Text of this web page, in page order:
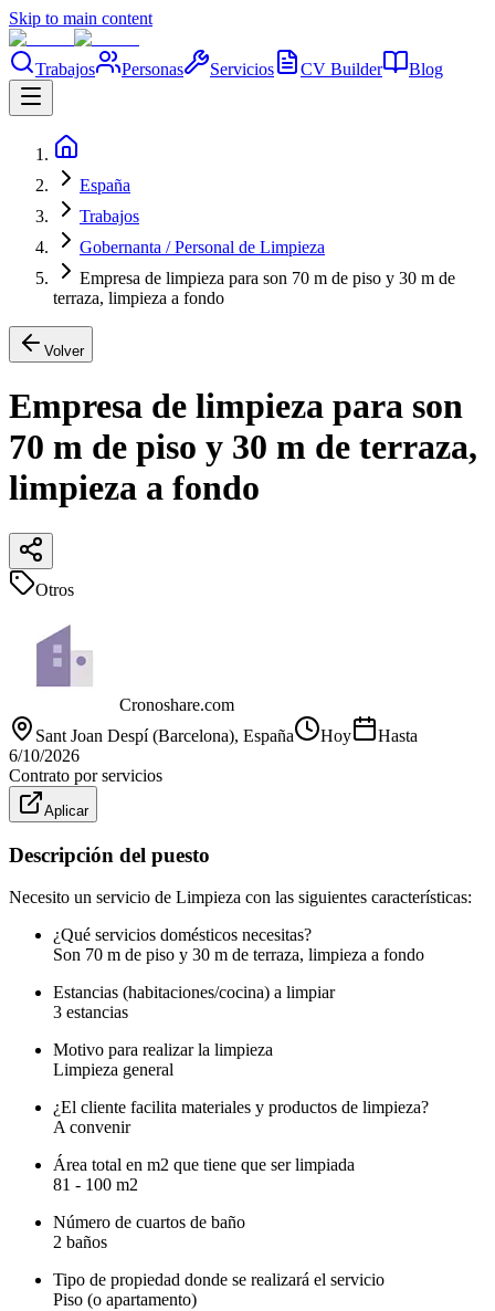
Skip to main content
Trabajos Personas Servicios CV Builder Blog
España
Trabajos
Gobernanta / Personal de Limpieza
Empresa de limpieza para son 70 m de piso y 30 m de
terraza, limpieza a fondo
Volver
Empresa de limpieza para son
70 m de piso y 30 m de terraza,
limpieza a fondo
Otros
Cronoshare.com
Sant Joan Despí (Barcelona), España Hoy
Hasta
6/10/2026
Contrato por servicios
Aplicar
Descripción del puesto
Necesito un servicio de Limpieza con las siguientes características:
¿Qué servicios domésticos necesitas?
Son 70 m de piso y 30 m de terraza, limpieza a fondo
Estancias (habitaciones/cocina) a limpiar
3 estancias
Motivo para realizar la limpieza
Limpieza general
¿El cliente facilita materiales y productos de limpieza?
A convenir
Área total en m2 que tiene que ser limpiada
81 - 100 m2
Número de cuartos de baño
2 baños
Tipo de propiedad donde se realizará el servicio
Piso (o apartamento)